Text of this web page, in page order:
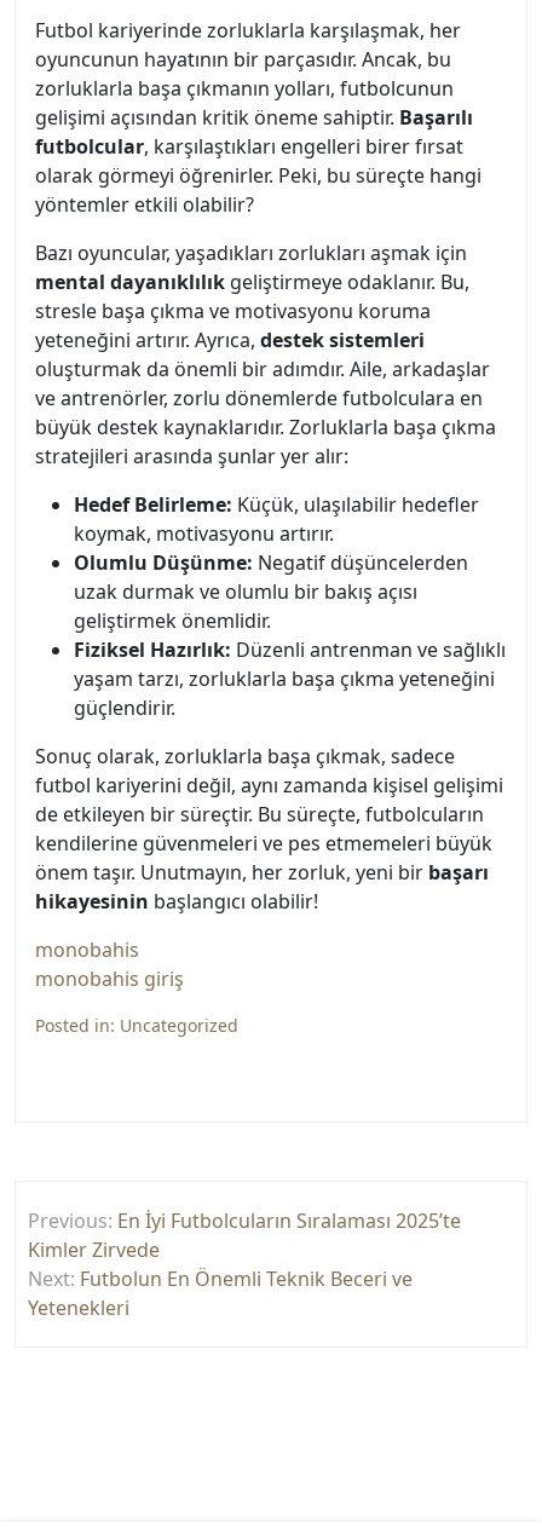
Futbol kariyerinde zorluklarla karşılaşmak, her
oyuncunun hayatının bir parçasıdır. Ancak, bu
zorluklarla başa çıkmanın yolları, futbolcunun
gelişimi açısından kritik öneme sahiptir. Başarılı
futbolcular, karşılaştıkları engelleri birer fırsat
olarak görmeyi öğrenirler. Peki, bu süreçte hangi
yöntemler etkili olabilir?
Bazı oyuncular, yaşadıkları zorlukları aşmak için
mental dayanıklılık geliştirmeye odaklanır. Bu,
stresle başa çıkma ve motivasyonu koruma
yeteneğini artırır. Ayrıca, destek sistemleri
oluşturmak da önemli bir adımdır. Aile, arkadaşlar
ve antrenörler, zorlu dönemlerde futbolculara en
büyük destek kaynaklarıdır. Zorluklarla başa çıkma
stratejileri arasında şunlar yer alır:
Hedef Belirleme: Küçük, ulaşılabilir hedefler
koymak, motivasyonu artırır.
Olumlu Düşünme: Negatif düşüncelerden
uzak durmak ve olumlu bir bakış açısı
geliştirmek önemlidir.
Fiziksel Hazırlık: Düzenli antrenman ve sağlıklı
yaşam tarzı, zorluklarla başa çıkma yeteneğini
güçlendirir.
Sonuç olarak, zorluklarla başa çıkmak, sadece
futbol kariyerini değil, aynı zamanda kişisel gelişimi
de etkileyen bir süreçtir. Bu süreçte, futbolcuların
kendilerine güvenmeleri ve pes etmemeleri büyük
önem taşır. Unutmayın, her zorluk, yeni bir başarı
hikayesinin başlangıcı olabilir!
monobahis
monobahis giriş
Posted in: Uncategorized
gezinmesi
Previous: En İyi Futbolcuların Sıralaması 2025’te
Kimler Zirvede
Next: Futbolun En Önemli Teknik Beceri ve
Yetenekleri